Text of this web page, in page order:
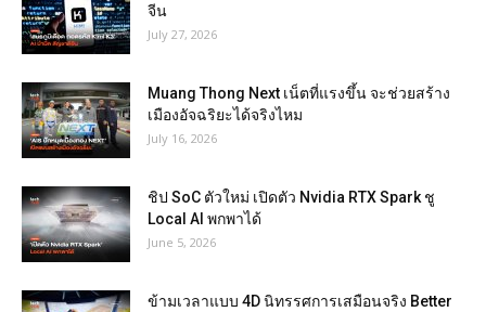
จีน
July 27, 2026
Muang Thong Next เน็ตที่แรงขึ้น จะช่วยสร้าง
เมืองอัจฉริยะได้จริงไหม
July 16, 2026
ชิป SoC ตัวใหม่ เปิดตัว Nvidia RTX Spark ชู
Local AI พกพาได้
June 5, 2026
ข้ามเวลาแบบ 4D นิทรรศการเสมือนจริง Better